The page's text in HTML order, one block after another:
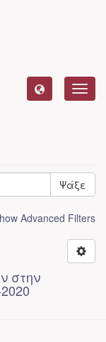
Ψάξε
Advanced Filters
στην